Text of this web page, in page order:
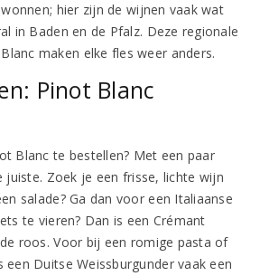
hier zijn de wijnen vaak wat
in Baden en de Pfalz. Deze regionale
maken elke fles weer anders.
Pinot Blanc
Blanc te bestellen? Met een paar
juiste. Zoek je een frisse, lichte wijn
salade? Ga dan voor een Italiaanse
te vieren? Dan is een Crémant
de roos. Voor bij een romige pasta of
Duitse Weissburgunder vaak een